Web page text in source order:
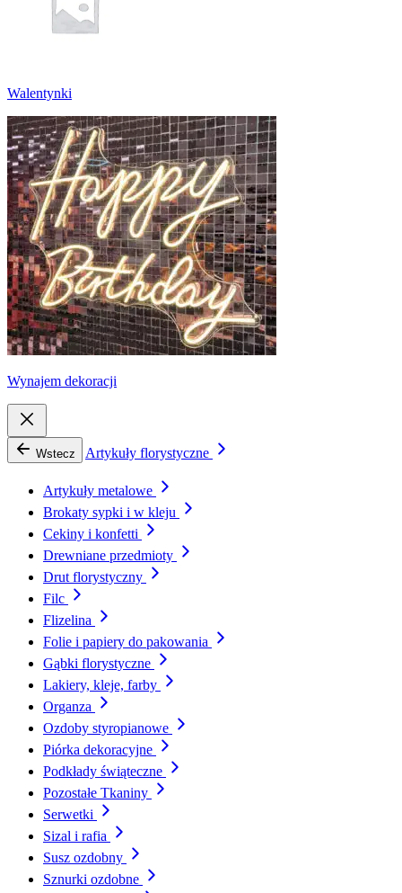
Walentynki
Wynajem dekoracji
Wstecz Artykuły florystyczne
Artykuły metalowe
Brokaty sypki i w kleju
Cekiny i konfetti
Drewniane przedmioty
Drut florystyczny
Filc
Flizelina
Folie i papiery do pakowania
Gąbki florystyczne
Lakiery, kleje, farby
Organza
Ozdoby styropianowe
Piórka dekoracyjne
Podkłady świąteczne
Pozostałe Tkaniny
Serwetki
Sizal i rafia
Susz ozdobny
Sznurki ozdobne